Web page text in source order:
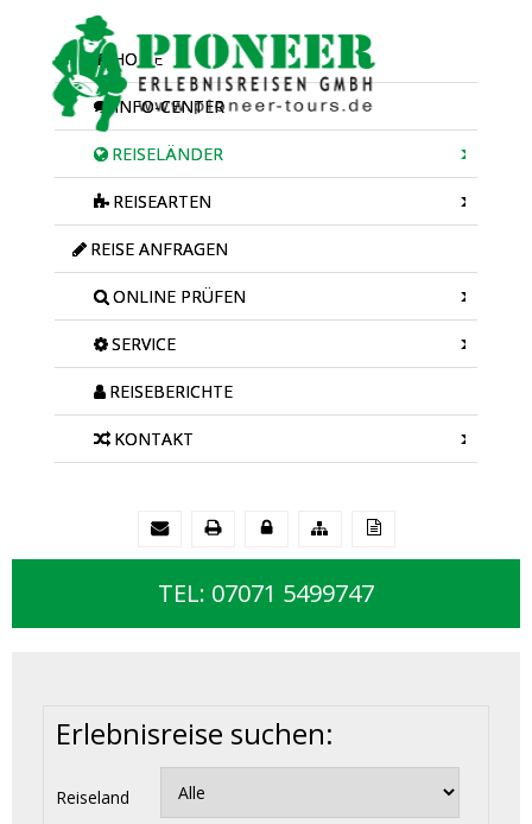
HOME
INFO-CENTER
REISELÄNDER
REISEARTEN
REISE ANFRAGEN
ONLINE PRÜFEN
SERVICE
REISEBERICHTE
KONTAKT
TEL: 07071 5499747
Erlebnisreise suchen:
Reiseland